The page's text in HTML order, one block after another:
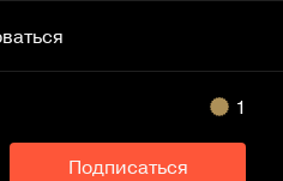
1
Подписаться